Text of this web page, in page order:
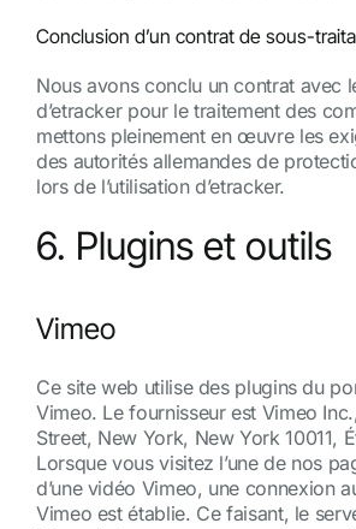
Conclusion d’un contrat de sous-
Nous avons conclu un contrat avec
d’etracker pour le traitement des
mettons pleinement en œuvre les
des autorités allemandes de
lors de l’utilisation d’etracker.
6. Plugins et outils
Vimeo
Ce site web utilise des plugins du
Vimeo. Le fournisseur est Vimeo
Street, New York, New York 10011,
Lorsque vous visitez l’une de nos
d’une vidéo Vimeo, une connexion
Vimeo est établie. Ce faisant, le